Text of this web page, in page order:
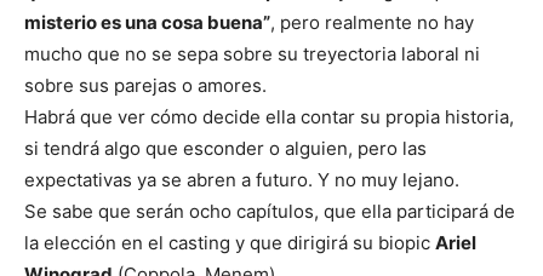
misterio es una cosa buena”, pero realmente no hay
mucho que no se sepa sobre su treyectoria laboral ni
sobre sus parejas o amores.
Habrá que ver cómo decide ella contar su propia historia,
si tendrá algo que esconder o alguien, pero las
expectativas ya se abren a futuro. Y no muy lejano.
Se sabe que serán ocho capítulos, que ella participará de
la elección en el casting y que dirigirá su biopic Ariel